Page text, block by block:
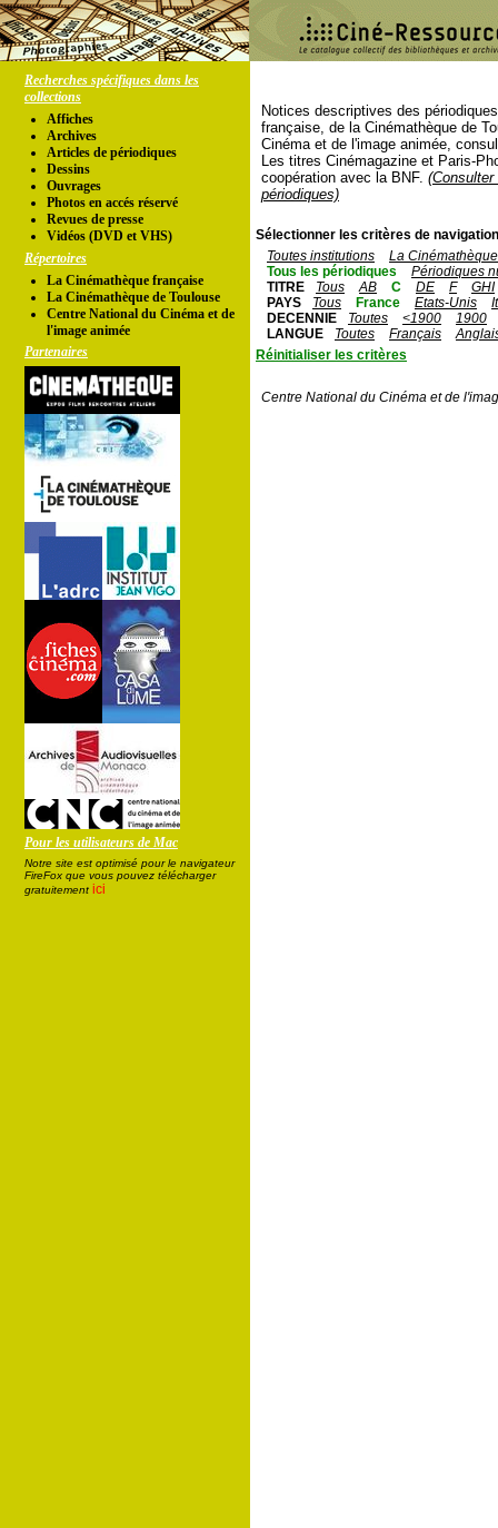
Recherches spécifiques dans les
collections
Affiches
Archives
Articles de périodiques
Dessins
Ouvrages
Photos en accés réservé
Revues de presse
Vidéos (DVD et VHS)
Répertoires
La Cinémathèque française
La Cinémathèque de Toulouse
Centre National du Cinéma et de
l'image animée
Partenaires
Pour les utilisateurs de Mac
Notre site est optimisé pour le navigateur
FireFox que vous pouvez télécharger
gratuitement ici
Notices descriptives des
française, de la Cinémathèque de
Cinéma et de l'image animée,
Les titres Cinémagazine et Paris-
coopération avec la BNF.
périodiques)
Sélectionner les critères de
Toutes institutions
La
Tous les périodiques
Périodiques
TITRE
Tous AB C DE F
GHI
PAYS
Tous France Etats-Unis
DECENNIE
Toutes <1900
1900
LANGUE
Toutes Français
Réinitialiser les critères
Centre National du Cinéma et de